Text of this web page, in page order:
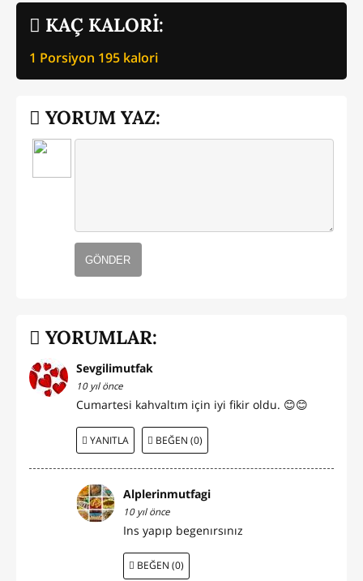
KAÇ KALORİ:
1 Porsiyon 195 kalori
YORUM YAZ:
GÖNDER
YORUMLAR:
Sevgilimutfak
10 yıl önce
Cumartesi kahvaltım için iyi fikir oldu. 😊😊
YANITLA BEĞEN (0)
Alplerinmutfagi
10 yıl önce
Ins yapıp begenırsınız
BEĞEN (0)